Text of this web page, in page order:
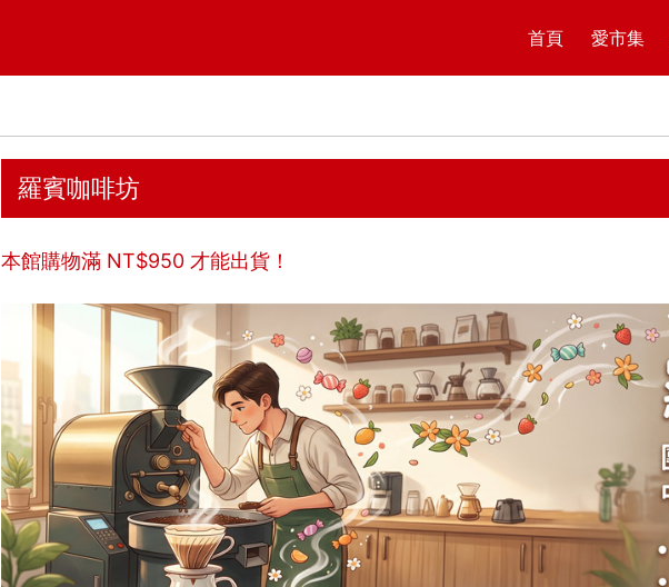
首頁 愛市集
羅賓咖啡坊
本館購物滿 NT$950 才能出貨！